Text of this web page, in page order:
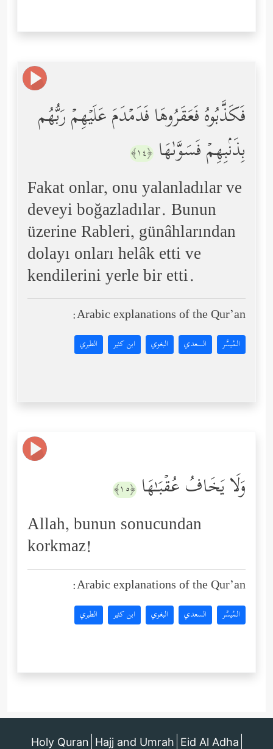
فَكَذَّبُوهُ فَعَقَرُوهَا فَدَمۡدَمَ عَلَیۡهِمۡ رَبُّهُم
بِذَنۢبِهِمۡ فَسَوَّىٰهَا ﴿١٤﴾
Fakat onlar, onu yalanladılar ve
deveyi boğazladılar. Bunun
üzerine Rableri, günâhlarından
dolayı onları helâk etti ve
kendilerini yerle bir etti.
Arabic explanations of the Qur’an:
المُيسَّر السعدي البغوي ابن كثير الطبري
وَلَا یَخَافُ عُقۡبَـٰهَا ﴿١٥﴾
Allah, bunun sonucundan
korkmaz!
Arabic explanations of the Qur’an:
المُيسَّر السعدي البغوي ابن كثير الطبري
Holy Quran Hajj and Umrah Eid Al Adha